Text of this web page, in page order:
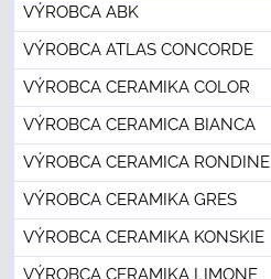
VÝROBCA ABK
VÝROBCA ATLAS CONCORDE
VÝROBCA CERAMIKA COLOR
VÝROBCA CERAMICA BIANCA
VÝROBCA CERAMICA RONDINE
VÝROBCA CERAMIKA GRES
VÝROBCA CERAMIKA KONSKIE
VÝROBCA CERAMIKA LIMONE